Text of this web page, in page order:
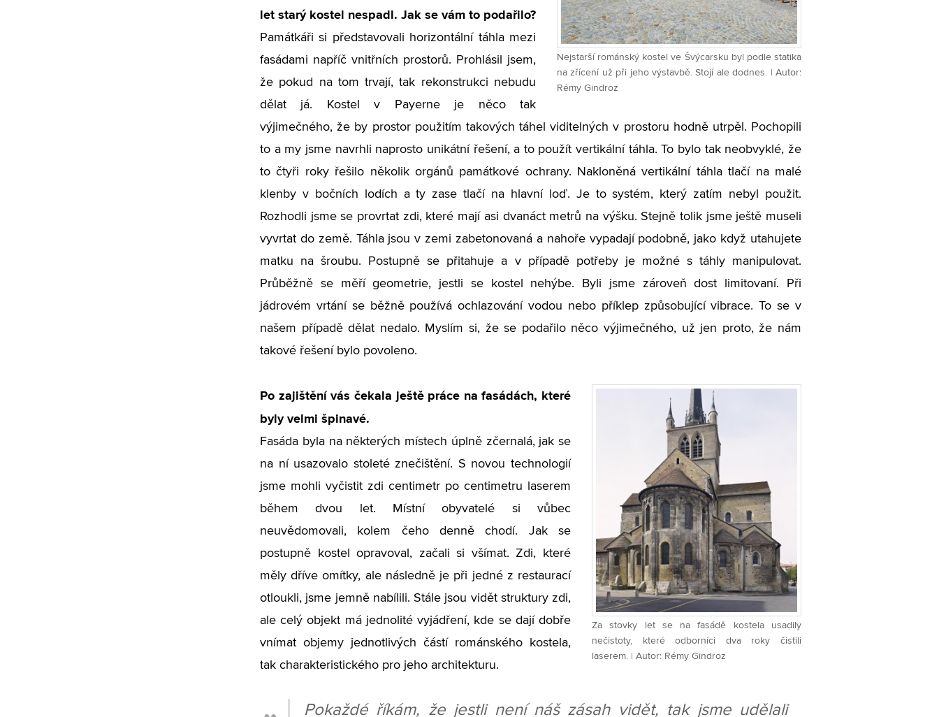
Nejstarší románský kostel ve Švýcarsku byl podle statika
na zřícení už při jeho výstavbě. Stojí ale dodnes. | Autor:
Rémy Gindroz
let starý kostel nespadl. Jak se vám to podařilo?
Památkáři si představovali horizontální táhla mezi
fasádami napříč vnitřních prostorů. Prohlásil jsem,
že pokud na tom trvají, tak rekonstrukci nebudu
dělat já. Kostel v Payerne je něco tak
výjimečného, že by prostor použitím takových táhel viditelných v prostoru hodně utrpěl. Pochopili
to a my jsme navrhli naprosto unikátní řešení, a to použít vertikální táhla. To bylo tak neobvyklé, že
to čtyři roky řešilo několik orgánů památkové ochrany. Nakloněná vertikální táhla tlačí na malé
klenby v bočních lodích a ty zase tlačí na hlavní loď. Je to systém, který zatím nebyl použit.
Rozhodli jsme se provrtat zdi, které mají asi dvanáct metrů na výšku. Stejně tolik jsme ještě museli
vyvrtat do země. Táhla jsou v zemi zabetonovaná a nahoře vypadají podobně, jako když utahujete
matku na šroubu. Postupně se přitahuje a v případě potřeby je možné s táhly manipulovat.
Průběžně se měří geometrie, jestli se kostel nehýbe. Byli jsme zároveň dost limitovaní. Při
jádrovém vrtání se běžně používá ochlazování vodou nebo příklep způsobující vibrace. To se v
našem případě dělat nedalo. Myslím si, že se podařilo něco výjimečného, už jen proto, že nám
takové řešení bylo povoleno.
Za stovky let se na fasádě kostela usadily
nečistoty, které odborníci dva roky čistili
laserem. | Autor: Rémy Gindroz
Po zajištění vás čekala ještě práce na fasádách, které
byly velmi špinavé.
Fasáda byla na některých místech úplně zčernalá, jak se
na ní usazovalo stoleté znečištění. S novou technologií
jsme mohli vyčistit zdi centimetr po centimetru laserem
během dvou let. Místní obyvatelé si vůbec
neuvědomovali, kolem čeho denně chodí. Jak se
postupně kostel opravoval, začali si všímat. Zdi, které
měly dříve omítky, ale následně je při jedné z restaurací
otloukli, jsme jemně nabílili. Stále jsou vidět struktury zdi,
ale celý objekt má jednolité vyjádření, kde se dají dobře
vnímat objemy jednotlivých částí románského kostela,
tak charakteristického pro jeho architekturu.
Pokaždé říkám, že jestli není náš zásah vidět, tak jsme udělali